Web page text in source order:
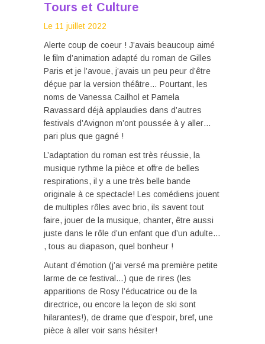
Tours et Culture
Le 11 juillet 2022
Alerte coup de coeur ! J’avais beaucoup aimé
le film d’animation adapté du roman de Gilles
Paris et je l’avoue, j’avais un peu peur d’être
déçue par la version théâtre… Pourtant, les
noms de Vanessa Cailhol et Pamela
Ravassard déjà applaudies dans d’autres
festivals d’Avignon m’ont poussée à y aller…
pari plus que gagné !
L’adaptation du roman est très réussie, la
musique rythme la pièce et offre de belles
respirations, il y a une très belle bande
originale à ce spectacle! Les comédiens jouent
de multiples rôles avec brio, ils savent tout
faire, jouer de la musique, chanter, être aussi
juste dans le rôle d’un enfant que d’un adulte…
, tous au diapason, quel bonheur !
Autant d’émotion (j’ai versé ma première petite
larme de ce festival…) que de rires (les
apparitions de Rosy l’éducatrice ou de la
directrice, ou encore la leçon de ski sont
hilarantes!), de drame que d’espoir, bref, une
pièce à aller voir sans hésiter!